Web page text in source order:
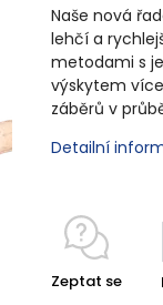
Naše nová
lehčí a
metodami s
výskytem
záběrů v
Detailní
Zeptat se